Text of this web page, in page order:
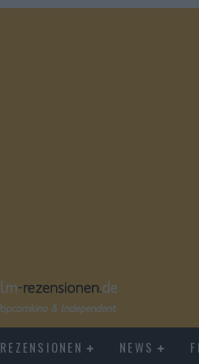
REZENSIONEN NEWS